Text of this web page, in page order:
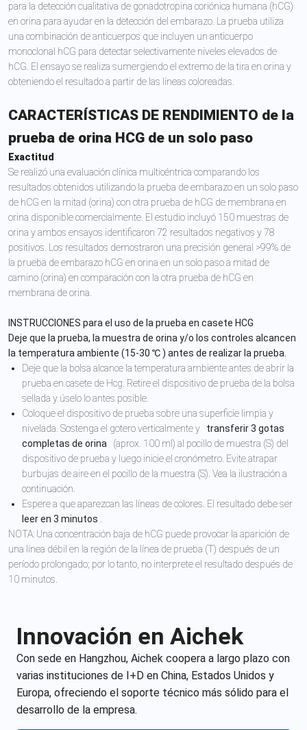
para la detección cualitativa de gonadotropina coriónica humana (hCG)
en orina para ayudar en la detección del embarazo. La prueba utiliza
una combinación de anticuerpos que incluyen un anticuerpo
monoclonal hCG para detectar selectivamente niveles elevados de
hCG. El ensayo se realiza sumergiendo el extremo de la tira en orina y
obteniendo el resultado a partir de las líneas coloreadas.
CARACTERÍSTICAS DE RENDIMIENTO de la
prueba de orina HCG de un solo paso
Exactitud
Se realizó una evaluación clínica multicéntrica comparando los
resultados obtenidos utilizando la prueba de embarazo en un solo paso
de hCG en la mitad (orina) con otra prueba de hCG de membrana en
orina disponible comercialmente. El estudio incluyó 150 muestras de
orina y ambos ensayos identificaron 72 resultados negativos y 78
positivos. Los resultados demostraron una precisión general >99% de
la prueba de embarazo hCG en orina en un solo paso a mitad de
camino (orina) en comparación con la otra prueba de hCG en
membrana de orina.
INSTRUCCIONES para el uso de la prueba en casete HCG
Deje que la prueba, la muestra de orina y/o los controles alcancen
la temperatura ambiente (15-30 ℃) antes de realizar la prueba.
Deje que la bolsa alcance la temperatura ambiente antes de abrir la
prueba en casete de Hcg. Retire el dispositivo de prueba de la bolsa
sellada y úselo lo antes posible.
Coloque el dispositivo de prueba sobre una superficie limpia y
nivelada. Sostenga el gotero verticalmente y transferir 3 gotas
completas de orina
(aprox. 100 ml) al pocillo de muestra (S) del
dispositivo de prueba y luego inicie el cronómetro. Evite atrapar
burbujas de aire en el pocillo de la muestra (S). Vea la ilustración a
continuación.
Espere a que aparezcan las líneas de colores. El resultado debe ser
leer en 3 minutos
NOTA: Una concentración baja de hCG puede provocar la aparición de
una línea débil en la región de la línea de prueba (T) después de un
período prolongado; por lo tanto, no interprete el resultado después de
10 minutos.
Innovación en Aichek
Con sede en Hangzhou, Aichek coopera a largo plazo con
varias instituciones de I+D en China, Estados Unidos y
Europa, ofreciendo el soporte técnico más sólido para el
desarrollo de la empresa.